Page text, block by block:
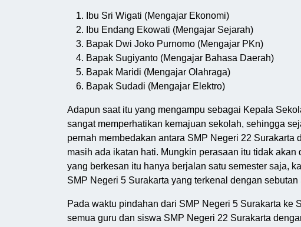
Ibu Sri Wigati (Mengajar Ekonomi)
Ibu Endang Ekowati (Mengajar Sejarah)
Bapak Dwi Joko Purnomo (Mengajar PKn)
Bapak Sugiyanto (Mengajar Bahasa Daerah)
Bapak Maridi (Mengajar Olahraga)
Bapak Sudadi (Mengajar Elektro)
Adapun saat itu yang mengampu sebagai Kepala
sangat memperhatikan kemajuan sekolah, sehingga
pernah membedakan antara SMP Negeri 22
masih ada ikatan hati. Mungkin perasaan itu tidak
yang berkesan itu hanya berjalan satu semester saja,
SMP Negeri 5 Surakarta yang terkenal dengan sebutan
Pada waktu pindahan dari SMP Negeri 5 Surakarta
semua guru dan siswa SMP Negeri 22 Surakarta